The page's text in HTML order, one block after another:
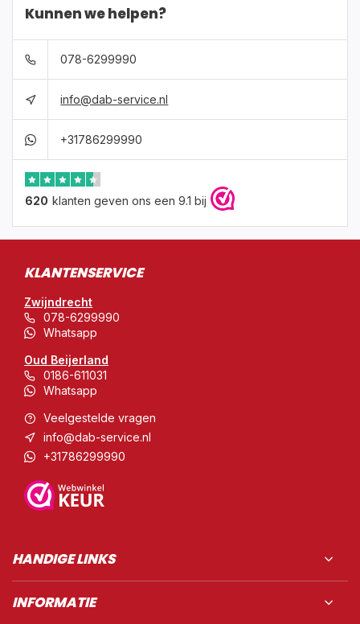
Kunnen we helpen?
078-6299990
info@dab-service.nl
+31786299990
620 klanten geven ons een 9.1 bij
KLANTENSERVICE
Zwijndrecht
078-6299990
Whatsapp
Oud Beijerland
0186-611031
Whatsapp
Veelgestelde vragen
info@dab-service.nl
+31786299990
HANDIGE LINKS
INFORMATIE